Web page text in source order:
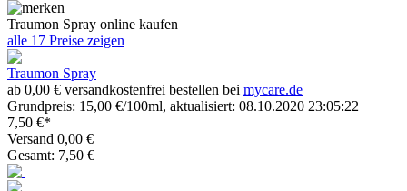
Traumon Spray online kaufen
alle 17 Preise zeigen
Traumon Spray
ab 0,00 € versandkostenfrei bestellen bei mycare.de
Grundpreis: 15,00 €/100ml, aktualisiert: 08.10.2020 23:05:22
7,50 €*
Versand 0,00 €
Gesamt: 7,50 €